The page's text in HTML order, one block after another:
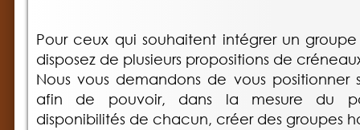
Pour ceux qui souhaitent intégrer un
disposez de plusieurs propositions de
Nous vous demandons de vous positionner
afin de pouvoir, dans la mesure du
disponibilités de chacun, créer des groupes